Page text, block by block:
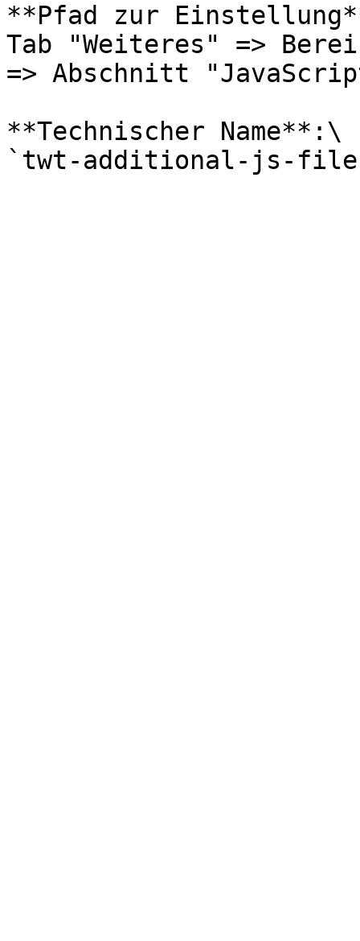
**Pfad zur
Tab "Weiteres" =>
=> Abschnitt
**Technischer Name**:\